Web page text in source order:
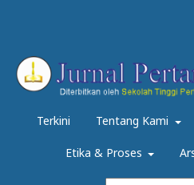
Terkini Tentang Kami
Etika & Proses